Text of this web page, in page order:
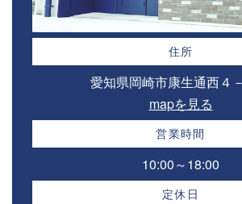
住所
愛知県岡崎市康生通西４
mapを見る
営業時間
10:00～18:00⁣
定休日